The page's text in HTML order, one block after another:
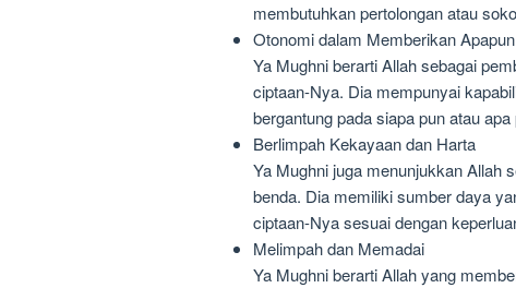
membutuhkan pertolongan atau
Otonomi dalam Memberikan Apapun
Ya Mughni berarti Allah sebagai
ciptaan-Nya. Dia mempunyai
bergantung pada siapa pun atau apa
Berlimpah Kekayaan dan Harta
Ya Mughni juga menunjukkan Allah
benda. Dia memiliki sumber daya
ciptaan-Nya sesuai dengan
Melimpah dan Memadai
Ya Mughni berarti Allah yang